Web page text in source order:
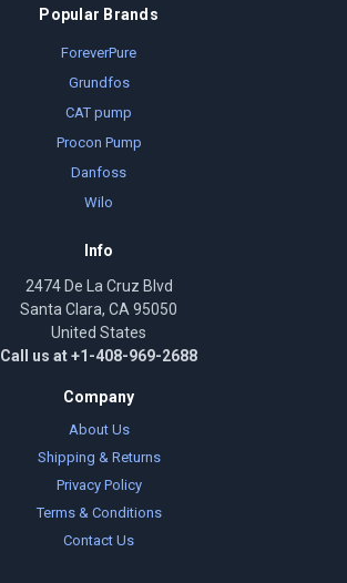
Popular Brands
ForeverPure
Grundfos
CAT pump
Procon Pump
Danfoss
Wilo
Info
2474 De La Cruz Blvd
Santa Clara, CA 95050
United States
Call us at +1-408-969-2688
Company
About Us
Shipping & Returns
Privacy Policy
Terms & Conditions
Contact Us